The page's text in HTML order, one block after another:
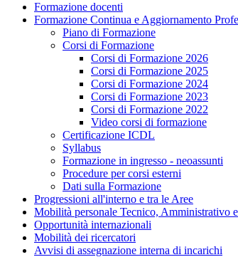
Formazione docenti
Formazione Continua e Aggiornamento
Piano di Formazione
Corsi di Formazione
Corsi di Formazione 2026
Corsi di Formazione 2025
Corsi di Formazione 2024
Corsi di Formazione 2023
Corsi di Formazione 2022
Video corsi di formazione
Certificazione ICDL
Syllabus
Formazione in ingresso - neoassunti
Procedure per corsi esterni
Dati sulla Formazione
Progressioni all'interno e tra le Aree
Mobilità personale Tecnico, Amministrativo
Opportunità internazionali
Mobilità dei ricercatori
Avvisi di assegnazione interna di incarichi